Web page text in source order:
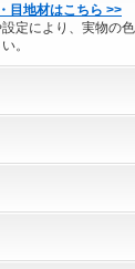
目地材はこちら >>
定により、実物の
。